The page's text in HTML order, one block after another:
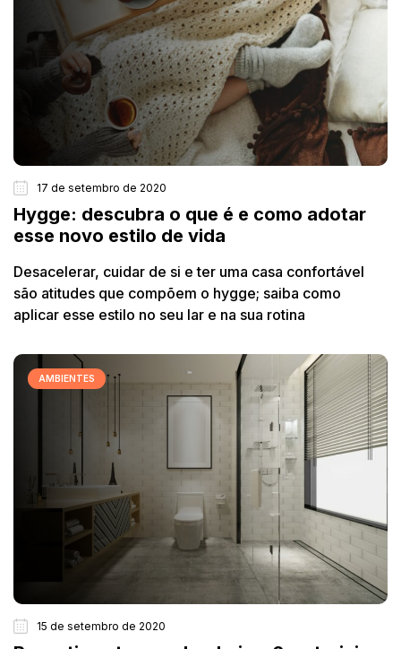
17 de setembro de 2020
Hygge: descubra o que é e como adotar
esse novo estilo de vida
Desacelerar, cuidar de si e ter uma casa confortável
são atitudes que compõem o hygge; saiba como
aplicar esse estilo no seu lar e na sua rotina
AMBIENTES
15 de setembro de 2020